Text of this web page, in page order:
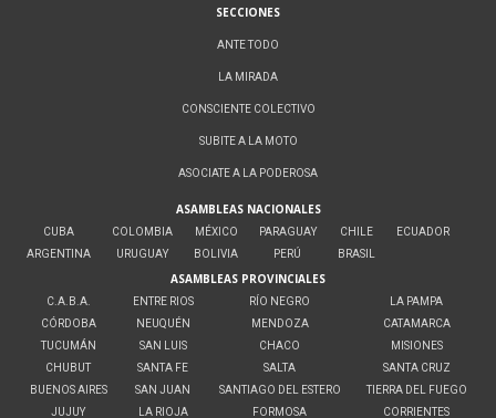
SECCIONES
ANTE TODO
LA MIRADA
CONSCIENTE COLECTIVO
SUBITE A LA MOTO
ASOCIATE A LA PODEROSA
ASAMBLEAS NACIONALES
CUBA
ARGENTINA
COLOMBIA
URUGUAY
MÉXICO
BOLIVIA
PARAGUAY
PERÚ
CHILE
BRASIL
ECUADOR
ASAMBLEAS PROVINCIALES
C.A.B.A.
CÓRDOBA
TUCUMÁN
CHUBUT
BUENOS AIRES
JUJUY
ENTRE RIOS
NEUQUÉN
SAN LUIS
SANTA FE
SAN JUAN
LA RIOJA
RÍO NEGRO
MENDOZA
CHACO
SALTA
SANTIAGO DEL ESTERO
FORMOSA
LA PAMPA
CATAMARCA
MISIONES
SANTA CRUZ
TIERRA DEL FUEGO
CORRIENTES